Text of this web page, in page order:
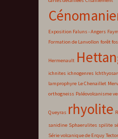
Exposition Faluns - Angers
Formation de Lanvollon forêt
Hermenault
ichnites ichnogenres
lamprophyre Le Chenaillet
orthogneiss Paléovolcanisme
Queyras rhyolite
sanidine Sphaerulites spilite
Série volcanique de Erquy